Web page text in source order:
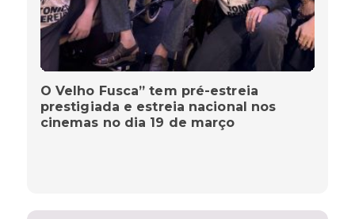
O Velho Fusca” tem pré-estreia
prestigiada e estreia nacional nos
cinemas no dia 19 de março